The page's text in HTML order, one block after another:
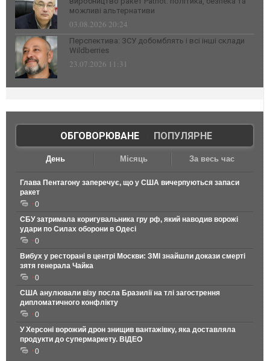
можливі альтернативи
03.08.2026 20:24
Перспектива: ЗСУ добомблять і всі інші склади
Wildberries
23.07.2026 11:31
ОБГОВОРЮВАНЕ| ПОПУЛЯРНЕ
День Місяць За весь час
Глава Пентагону заперечує, що у США вичерпуються запаси
ракет
0
СБУ затримала коригувальника гру рф, який наводив ворожі
удари по Силах оборони в Одесі
0
Вибух у ресторані в центрі Москви: ЗМІ знайшли докази смерті
зятя генерала Чайка
0
США анулювали візу посла Бразилії на тлі загострення
дипломатичного конфлікту
0
У Херсоні ворожий дрон знищив вантажівку, яка доставляла
продукти до супермаркету. ВІДЕО
0